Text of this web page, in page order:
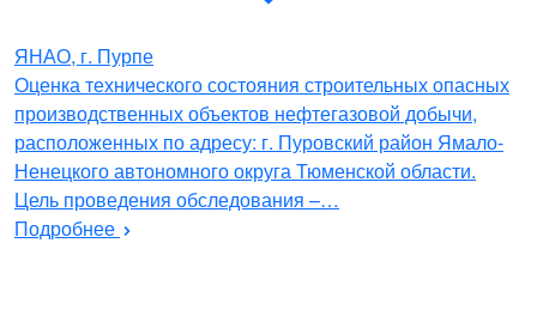
ЯНАО, г. Пурпе
Оценка технического состояния строительных опасных
производственных объектов нефтегазовой добычи,
расположенных по адресу: г. Пуровский район Ямало-
Ненецкого автономного округа Тюменской области.
Цель проведения обследования –…
Подробнее